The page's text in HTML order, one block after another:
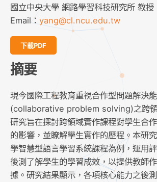
國立中央大學 網路學習科技研究所 教授
Email： yang@cl.ncu.edu.tw
下載PDF
摘要
現今國際工程教育重視合作型問題解決
(collaborative problem solving)之跨
研究旨在探討跨領域實作課程對學生合
的影響，並瞭解學生實作的歷程。本研
學智慧型語言學習系統課程為例，運用
後測了解學生的學習成效，以提供教師
據。研究結果顯示，各項核心能力之後